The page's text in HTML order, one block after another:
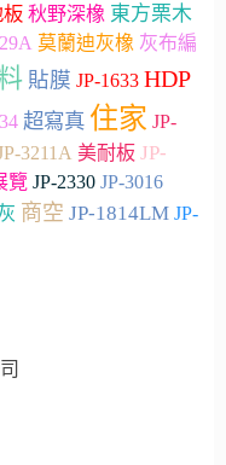
板 秋野深橡 東方栗木
莫蘭迪灰橡 灰布編
貼膜 JP-1633 HDP
超寫真 住家 JP-
3211A 美耐板 JP-
覽 JP-2330 JP-3016
商空 JP-1814LM JP-